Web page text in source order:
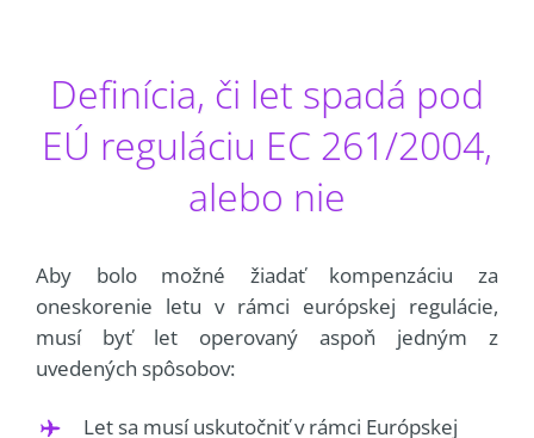
Definícia, či let spadá pod
EÚ reguláciu EC 261/2004,
alebo nie
Aby bolo možné žiadať kompenzáciu za
oneskorenie letu v rámci európskej regulácie,
musí byť let operovaný aspoň jedným z
uvedených spôsobov:
Let sa musí uskutočniť v rámci Európskej